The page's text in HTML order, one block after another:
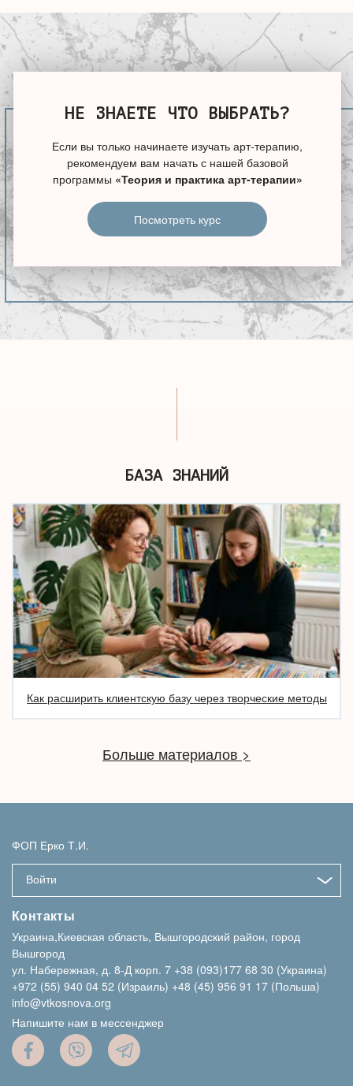
НЕ ЗНАЕТЕ ЧТО ВЫБРАТЬ?
Если вы только начинаете изучать арт-терапию,
рекомендуем вам начать с нашей базовой
программы «Теория и практика арт-терапии»
Посмотреть курс
БАЗА ЗНАНИЙ
Как расширить клиентскую базу через творческие методы
Больше материалов >
ФОП Ерко Т.И.
Войти
Контакты
Украина,Киевская область, Вышгородский район, город
Вышгород
ул. Набережная, д. 8-Д корп. 7 +38 (093)177 68 30 (Украина)
+972 (55) 940 04 52 (Израиль) +48 (45) 956 91 17 (Польша)
info@vtkosnova.org
Напишите нам в мессенджер